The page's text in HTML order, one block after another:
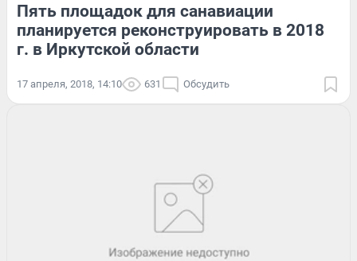
Пять площадок для санавиации
планируется реконструировать в 2018
г. в Иркутской области
17 апреля, 2018, 14:10 631 Обсудить